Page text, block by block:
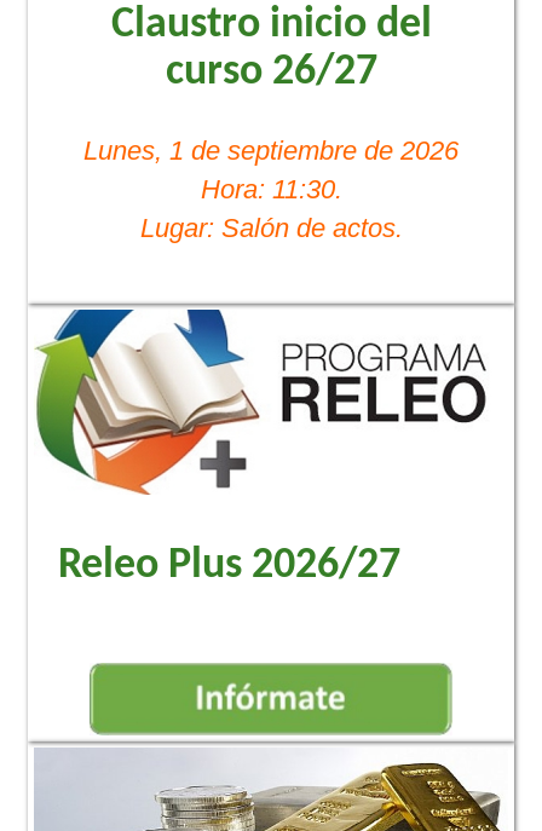
Claustro inicio del
curso 26/27
Lunes, 1 de septiembre de 2026
Hora: 11:30.
Lugar: Salón de actos.
Releo Plus 2026/27